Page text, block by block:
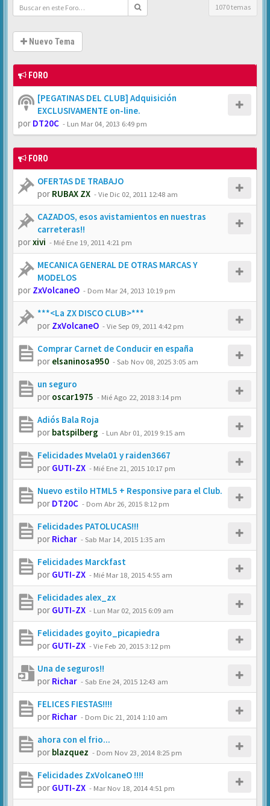
1070 temas
Nuevo Tema
FORO
[PEGATINAS DEL CLUB] Adquisición
EXCLUSIVAMENTE on-line.
por DT20C - Lun Mar 04, 2013 6:49 pm
FORO
OFERTAS DE TRABAJO
por RUBAX ZX -Vie Dic 02, 2011 12:48 am
CAZADOS, esos avistamientos en nuestras
carreteras!!
porxivi - Mié Ene 19, 2011 4:21 pm
MECANICA GENERAL DE OTRAS MARCAS Y
MODELOS
por ZxVolcaneO - Dom Mar 24, 2013 10:19 pm
***<La ZX DISCO CLUB>***
por ZxVolcaneO -Vie Sep 09, 2011 4:42 pm
Comprar Carnet de Conducir en españa
por elsaninosa950 -Sab Nov 08, 2025 3:05 am
un seguro
por oscar1975 - Mié Ago 22, 2018 3:14 pm
Adiós Bala Roja
por batspilberg - Lun Abr 01, 2019 9:15 am
Felicidades Mvela01 y raiden3667
por GUTI-ZX - Mié Ene 21, 2015 10:17 pm
Nuevo estilo HTML5 + Responsive para el Club.
por DT20C - Dom Abr 26, 2015 8:12 pm
Felicidades PATOLUCAS!!!
por Richar -Sab Mar 14, 2015 1:35 am
Felicidades Marckfast
por GUTI-ZX - Mié Mar 18, 2015 4:55 am
Felicidades alex_zx
por GUTI-ZX - Lun Mar 02, 2015 6:09 am
Felicidades goyito_picapiedra
por GUTI-ZX -Vie Feb 20, 2015 3:12 pm
Una de seguros!!
por Richar -Sab Ene 24, 2015 12:43 am
FELICES FIESTAS!!!!
por Richar - Dom Dic 21, 2014 1:10 am
ahora con el frio...
por blazquez - Dom Nov 23, 2014 8:25 pm
Felicidades ZxVolcaneO !!!!
por GUTI-ZX - Mar Nov 18, 2014 4:51 pm